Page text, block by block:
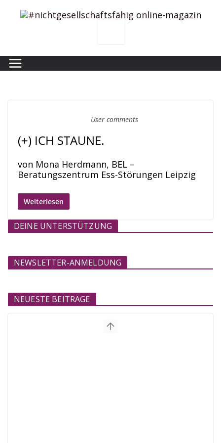
Inhalt
User comments
(+) ICH STAUNE.
von Mona Herdmann, BEL –
Beratungszentrum Ess-Störungen Leipzig
Weiterlesen
DEINE UNTERSTÜTZUNG
NEWSLETTER-ANMELDUNG
NEUESTE BEITRÄGE